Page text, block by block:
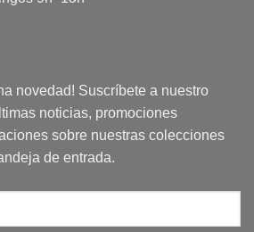
novedad! Suscríbete a nuestro
noticias, promociones
sobre nuestras colecciones
de entrada.